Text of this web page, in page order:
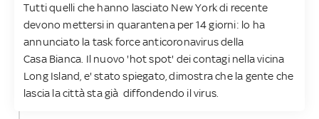
Tutti quelli che hanno lasciato New York di recente
devono mettersi in quarantena per 14 giorni: lo ha
annunciato la task force anticoronavirus della
Casa Bianca. Il nuovo 'hot spot' dei contagi nella vicina
Long Island, e' stato spiegato, dimostra che la gente che
lascia la città sta già diffondendo il virus.